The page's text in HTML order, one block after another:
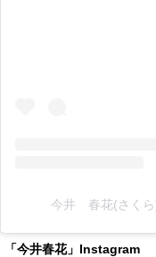
今井 春花(さくら
「今井春花」Instagram